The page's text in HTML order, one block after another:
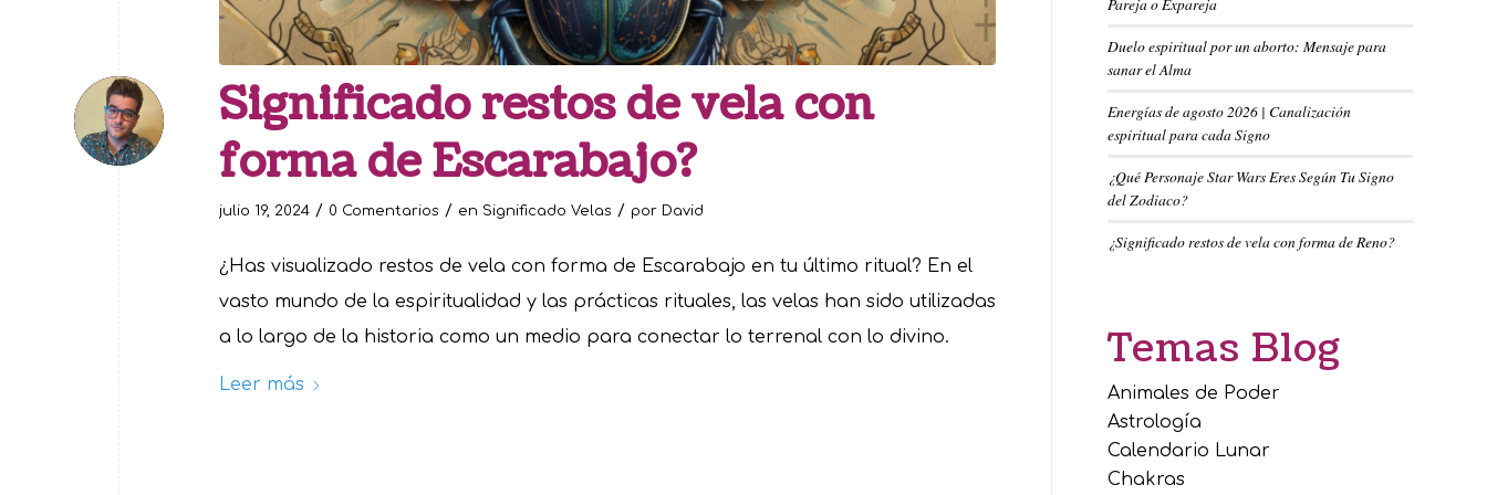
Significado restos de vela con
forma de Escarabajo?
julio 19, 2024 / 0 Comentarios / en Significado Velas / por David
¿Has visualizado restos de vela con forma de Escarabajo en tu último ritual? En el
vasto mundo de la espiritualidad y las prácticas rituales, las velas han sido utilizadas
a lo largo de la historia como un medio para conectar lo terrenal con lo divino.
Leer más
Duelo espiritual por un aborto: Mensaje para
sanar el Alma
Energías de agosto 2026 | Canalización
espiritual para cada Signo
¿Qué Personaje Star Wars Eres Según Tu Signo
del Zodiaco?
¿Significado restos de vela con forma de Reno?
Temas Blog
Animales de Poder
Astrología
Calendario Lunar
Chakras